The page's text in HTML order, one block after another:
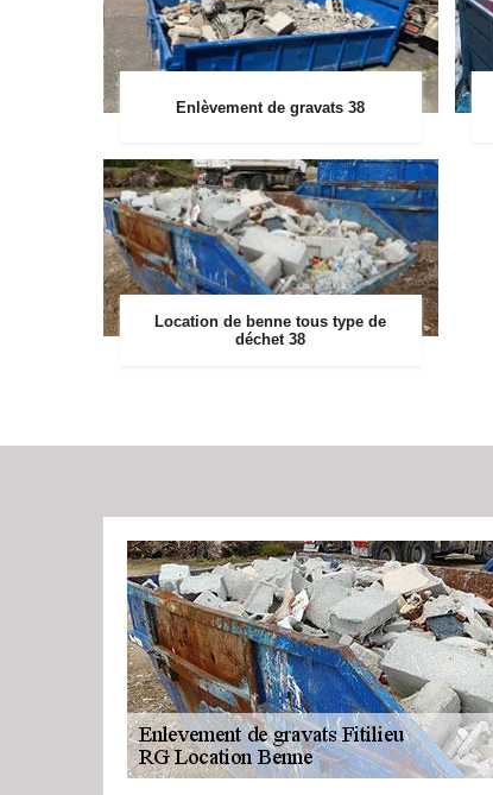
Enlèvement de gravats 38
Location de benne tous type de
déchet 38